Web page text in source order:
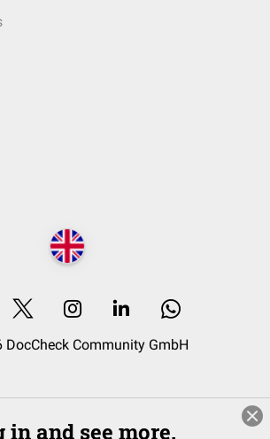
Community GmbH
in and see more.